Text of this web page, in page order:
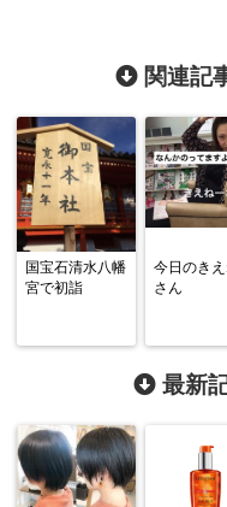
関連記
国宝石清水八幡
宮で初詣
今日のき
さん
最新